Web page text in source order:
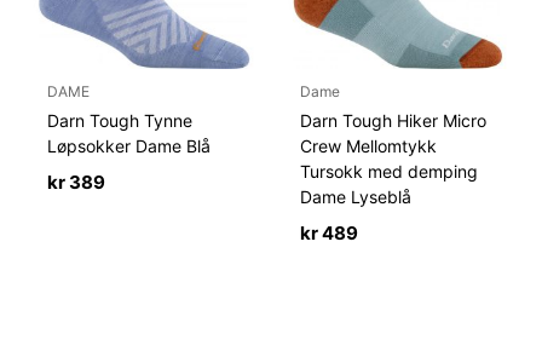
DAME
Darn Tough Tynne
Løpsokker Dame Blå
kr389
Dame
Darn Tough Hiker Micro
Crew Mellomtykk
Tursokk med demping
Dame Lyseblå
kr489